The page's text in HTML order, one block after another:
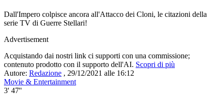
Dall'Impero colpisce ancora all'Attacco dei Cloni, le citazioni della
serie TV di Guerre Stellari!
Advertisement
Acquistando dai nostri link ci supporti con una commissione;
contenuto prodotto con il supporto dell'AI. Scopri di più
Autore: Redazione , 29/12/2021 alle 16:12
Movie & Entertainment
3' 47''